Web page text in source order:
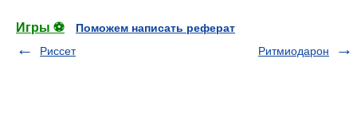
Игры ⚽
Поможем написать реферат
Риссет
Ритмиодарон